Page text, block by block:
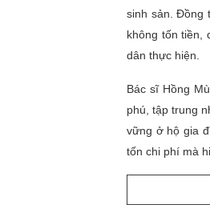
sinh sản. Đồng
không tốn tiền,
dân thực hiện.
Bác sĩ Hồng
phú, tập trung
vững ở hộ gia
tốn chi phí mà